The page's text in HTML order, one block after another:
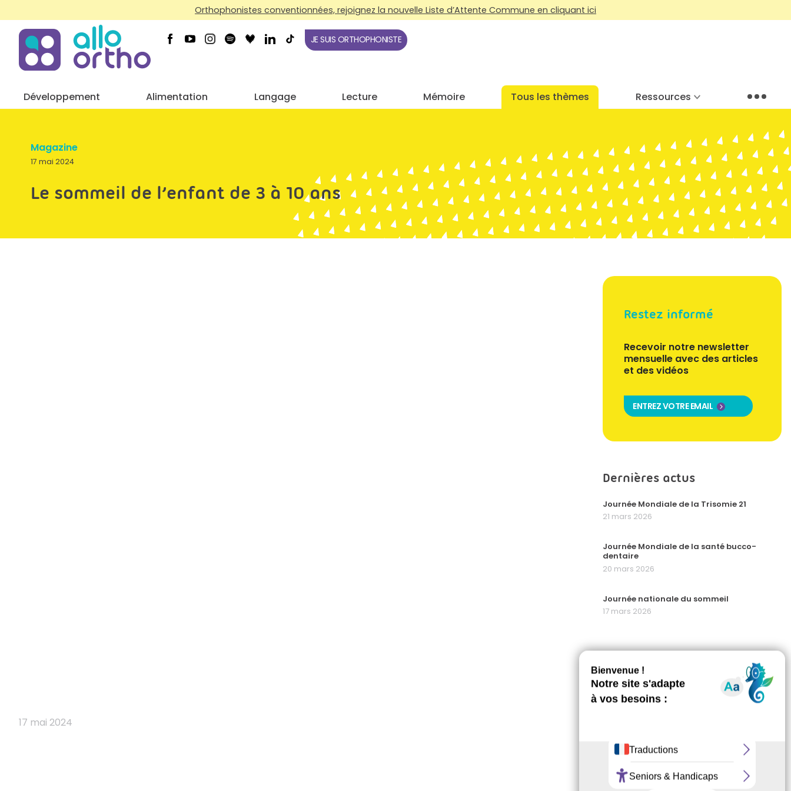
Orthophonistes conventionnées, rejoignez la nouvelle Liste d’Attente Commune en cliquant ici
JE SUIS ORTHOPHONISTE
Développement Alimentation Langage Lecture Mémoire Tous les thèmes Ressources Menu
Magazine
17 mai 2024
Le sommeil de l’enfant de 3 à 10 ans
Restez informé
Recevoir notre newsletter
mensuelle avec des articles
et des vidéos
ENTREZ VOTRE EMAIL
Dernières actus
Journée Mondiale de la Trisomie 21
21 mars 2026
Journée Mondiale de la santé bucco-
dentaire
20 mars 2026
Journée nationale du sommeil
17 mars 2026
17 mai 2024